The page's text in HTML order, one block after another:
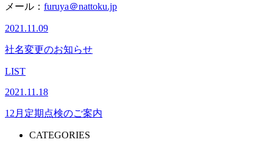
メール： furuya＠nattoku.jp
2021.11.09
社名変更のお知らせ
LIST
2021.11.18
12月定期点検のご案内
CATEGORIES